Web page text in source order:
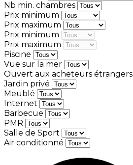
Nb min. chambres
Prix minimum
Prix maximum
Prix minimum
Prix maximum
Piscine
Vue sur la mer
Ouvert aux acheteurs étrangers
Jardin privé
Meublé
Internet
Barbecue
PMR
Salle de Sport
Air conditionné